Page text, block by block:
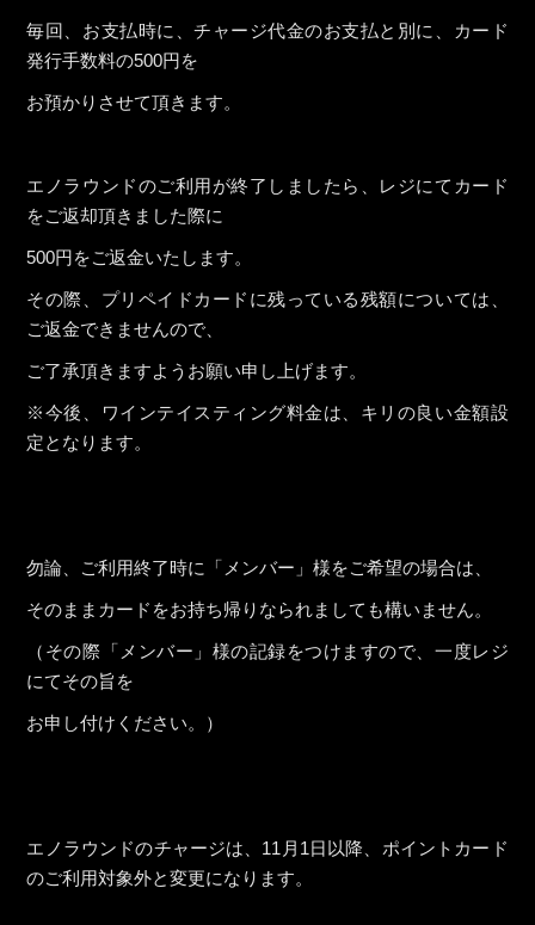
毎回、お支払時に、チャージ代金のお支払と別に、カード
発行手数料の500円を
お預かりさせて頂きます。
エノラウンドのご利用が終了しましたら、レジにてカード
をご返却頂きました際に
500円をご返金いたします。
その際、プリペイドカードに残っている残額については、
ご返金できませんので、
ご了承頂きますようお願い申し上げます。
※今後、ワインテイスティング料金は、キリの良い金額設
定となります。
勿論、ご利用終了時に「メンバー」様をご希望の場合は、
そのままカードをお持ち帰りなられましても構いません。
（その際「メンバー」様の記録をつけますので、一度レジ
にてその旨を
お申し付けください。）
エノラウンドのチャージは、11月1日以降、ポイントカード
のご利用対象外と変更になります。